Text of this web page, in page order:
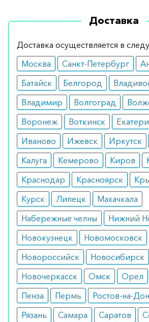
Подходит всем пациентам.
исключение – почечная
поражения печени.
Побочные эффекты
Медикамент хорошо
Лишь изредка возможно
головной боли и тошноты.
Режим дозирования
Рекомендованная дозировка – 80
день. При необходимости
увеличивают после
Особые указания
Принимается вне зависимости от
пищи. Пациенты с подагрой
использовать таблетки только
наблюдением врача.
Доставка
Доставка осуществляется в
Москва
Санкт-Петербург
Батайск
Белгород
Владимир
Волгоград
Воронеж
Воткинск
Иваново
Ижевск Иркутск
Калуга
Кемерово Киров
Краснодар
Красноярск
Курск
Липецк
Махачкала
Набережные челны
Нижний
Новокузнецк
Новомосковск
Новороссийск
Новосибирск
Новочеркасск
Омск Орел
Пенза
Пермь Ростов-на-
Рязань
Самара Саратов